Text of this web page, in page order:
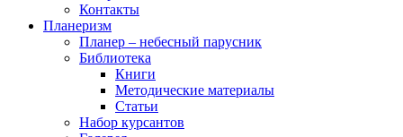
Контакты
Планеризм
Планер – небесный парусник
Библиотека
Книги
Методические материалы
Статьи
Набор курсантов